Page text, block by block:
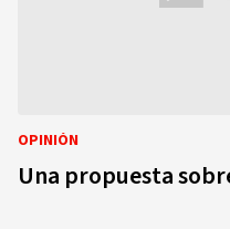
OPINIÓN
Una propuesta